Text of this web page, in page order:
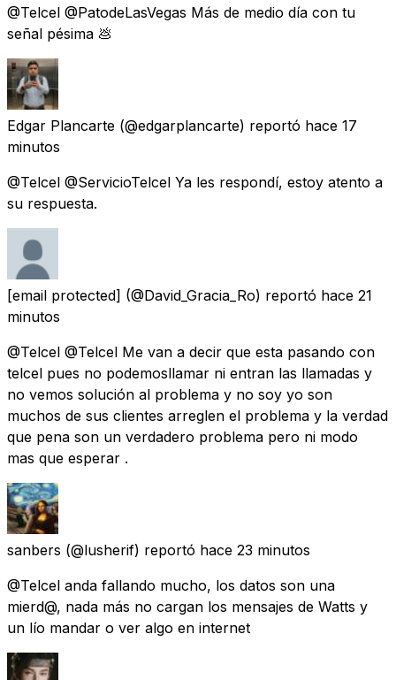
@Telcel @PatodeLasVegas Más de medio día con tu
señal pésima 💩
Edgar Plancarte (@edgarplancarte) reportó hace 17
minutos
@Telcel @ServicioTelcel Ya les respondí, estoy atento a
su respuesta.
[email protected] (@David_Gracia_Ro) reportó hace 21
minutos
@Telcel @Telcel Me van a decir que esta pasando con
telcel pues no podemosllamar ni entran las llamadas y
no vemos solución al problema y no soy yo son
muchos de sus clientes arreglen el problema y la verdad
que pena son un verdadero problema pero ni modo
mas que esperar .
sanbers (@lusherif) reportó hace 23 minutos
@Telcel anda fallando mucho, los datos son una
mierd@, nada más no cargan los mensajes de Watts y
un lío mandar o ver algo en internet